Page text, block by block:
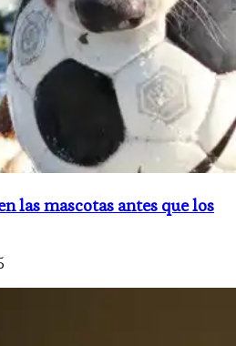
las mascotas antes que los